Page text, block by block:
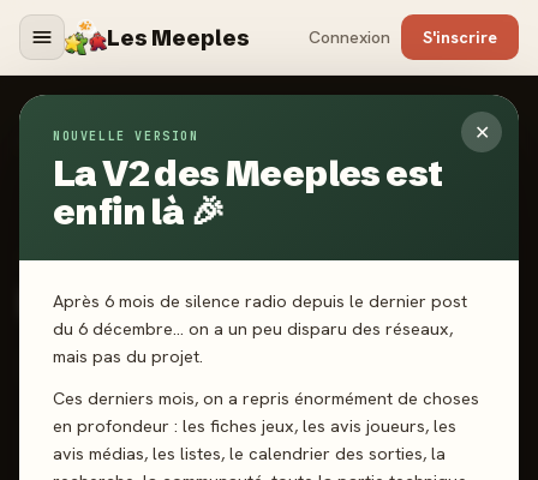
Les Meeples Connexion S'inscrire
✕
NOUVELLE VERSION
La V2 des Meeples est
enfin là 🎉
Après 6 mois de silence radio depuis le dernier post
du 6 décembre… on a un peu disparu des réseaux,
mais pas du projet.
Ces derniers mois, on a repris énormément de choses
en profondeur : les fiches jeux, les avis joueurs, les
avis médias, les listes, le calendrier des sorties, la
Jeux/Kouba
2026·LOOK MY BOOK
Kouba
2-5 joueurs 8 ans+
J'ai joué Envie de jouer Wishlist